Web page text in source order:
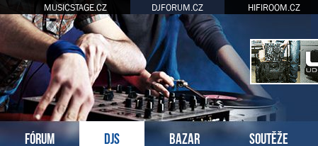
MUSICSTAGE.CZ DJFORUM.CZ HIFIROOM.CZ
FÓRUM DJS BAZAR SOUTĚŽE